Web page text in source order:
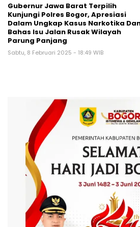
Gubernur Jawa Barat Terpilih
Kunjungi Polres Bogor, Apresiasi
Dalam Ungkap Kasus Narkotika
Bahas Isu Jalan Rusak Wilayah
Parung Panjang
Sabtu, 8 Februari 2025 - 18:49 WIB